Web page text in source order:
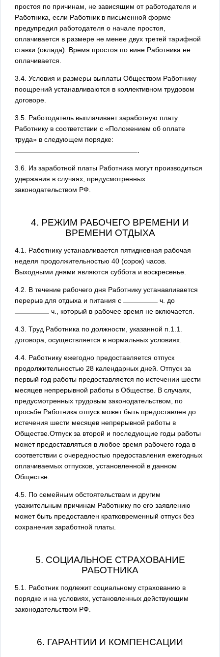
простоя по причинам, не зависящим от работодателя и
Работника, если Работник в письменной форме
предупредил работодателя о начале простоя,
оплачивается в размере не менее двух третей тарифной
ставки (оклада). Время простоя по вине Работника не
оплачивается.
3.4. Условия и размеры выплаты Обществом Работнику
поощрений устанавливаются в коллективном трудовом
договоре.
3.5. Работодатель выплачивает заработную плату
Работнику в соответствии с «Положением об оплате
труда» в следующем порядке:
3.6. Из заработной платы Работника могут производиться
удержания в случаях, предусмотренных
законодательством РФ.
4. РЕЖИМ РАБОЧЕГО ВРЕМЕНИ И
ВРЕМЕНИ ОТДЫХА
4.1. Работнику устанавливается пятидневная рабочая
неделя продолжительностью 40 (сорок) часов.
Выходными днями являются суббота и воскресенье.
4.2. В течение рабочего дня Работнику устанавливается
перерыв для отдыха и питания с
ч. до
ч., который в рабочее время не включается.
4.3. Труд Работника по должности, указанной п.1.1.
договора, осуществляется в нормальных условиях.
4.4. Работнику ежегодно предоставляется отпуск
продолжительностью 28 календарных дней. Отпуск за
первый год работы предоставляется по истечении шести
месяцев непрерывной работы в Обществе. В случаях,
предусмотренных трудовым законодательством, по
просьбе Работника отпуск может быть предоставлен до
истечения шести месяцев непрерывной работы в
Обществе.Отпуск за второй и последующие годы работы
может предоставляться в любое время рабочего года в
соответствии с очередностью предоставления ежегодных
оплачиваемых отпусков, установленной в данном
Обществе.
4.5. По семейным обстоятельствам и другим
уважительным причинам Работнику по его заявлению
может быть предоставлен кратковременный отпуск без
сохранения заработной платы.
5. СОЦИАЛЬНОЕ СТРАХОВАНИЕ
РАБОТНИКА
5.1. Работник подлежит социальному страхованию в
порядке и на условиях, установленных действующим
законодательством РФ.
6. ГАРАНТИИ И КОМПЕНСАЦИИ